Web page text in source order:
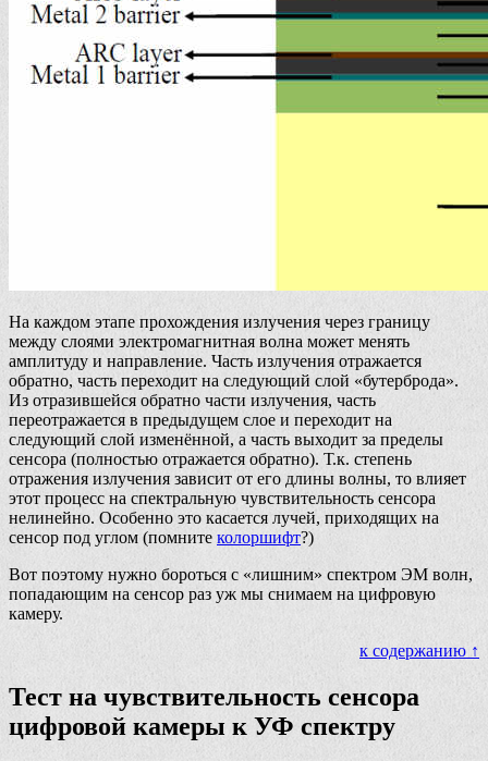
На каждом этапе прохождения излучения через границу
между слоями электромагнитная волна может менять
амплитуду и направление. Часть излучения отражается
обратно, часть переходит на следующий слой «бутерброда».
Из отразившейся обратно части излучения, часть
переотражается в предыдущем слое и переходит на
следующий слой изменённой, а часть выходит за пределы
сенсора (полностью отражается обратно). Т.к. степень
отражения излучения зависит от его длины волны, то влияет
этот процесс на спектральную чувствительность сенсора
нелинейно. Особенно это касается лучей, приходящих на
сенсор под углом (помните колоршифт?)
Вот поэтому нужно бороться с «лишним» спектром ЭМ волн,
попадающим на сенсор раз уж мы снимаем на цифровую
камеру.
к содержанию ↑
Тест на чувствительность сенсора
цифровой камеры к УФ спектру